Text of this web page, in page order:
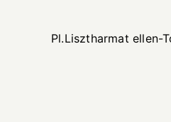
Melody
Pl.Lisztharmat
Falkon 460
Systhane